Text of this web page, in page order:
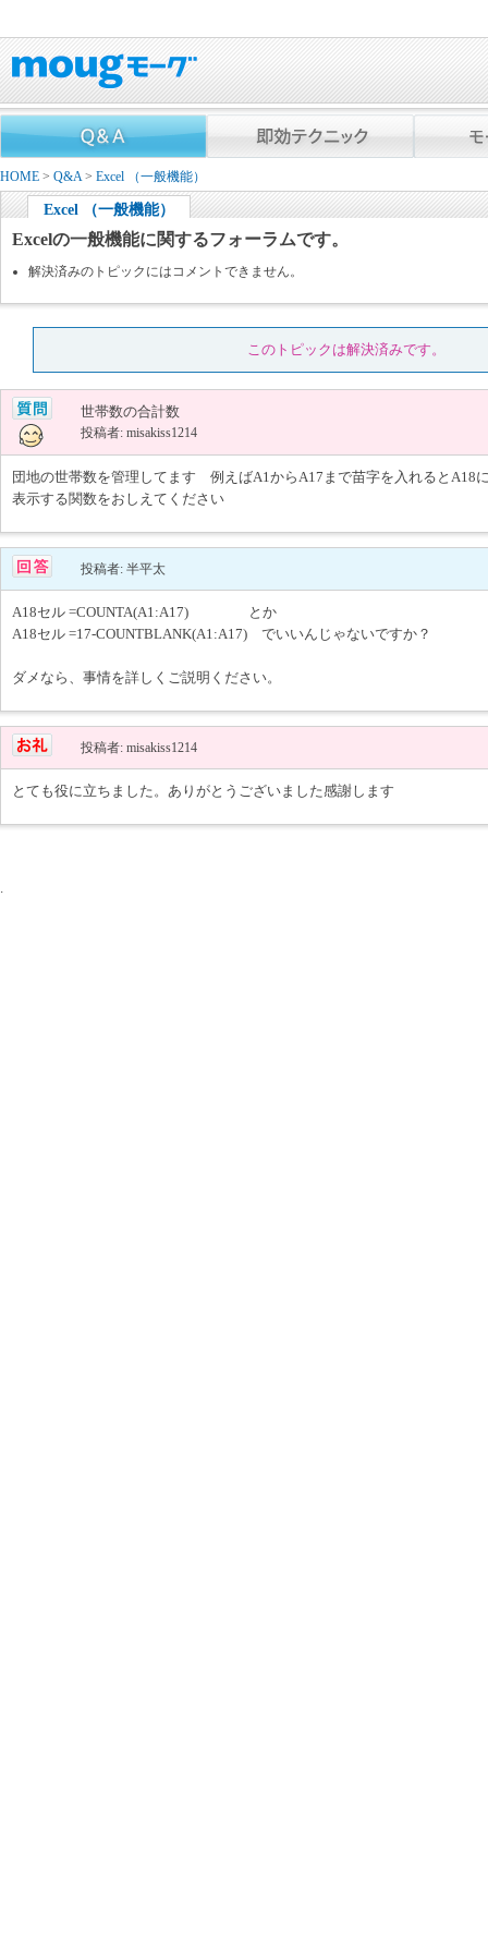
HOME > Q&A> Excel （一般機能）
Excel （一般機能）
Excelの一般機能に関するフォーラムです。
解決済みのトピックにはコメントできません。
このトピックは解決済みです。
世帯数の合計数
投稿者: misakiss1214
団地の世帯数を管理してます 例えばA1からA17まで苗字を入れると
表示する関数をおしえてください
投稿者: 半平太
A18セル =COUNTA(A1:A17) とか
A18セル =17-COUNTBLANK(A1:A17) でいいんじゃないですか？
ダメなら、事情を詳しくご説明ください。
投稿者: misakiss1214
とても役に立ちました。ありがとうございました感謝します